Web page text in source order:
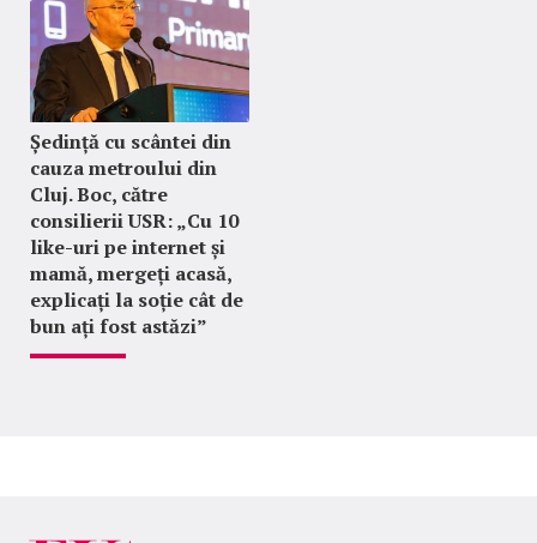
Ședință cu scântei din
cauza metroului din
Cluj. Boc, către
consilierii USR: „Cu 10
like-uri pe internet și
mamă, mergeți acasă,
explicați la soție cât de
bun ați fost astăzi”